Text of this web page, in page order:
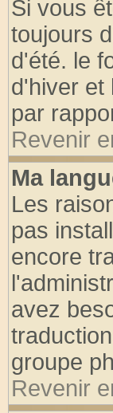
Si vous
toujours
d'été. le
d'hiver et
par
Revenir
Ma
Les
pas
encore
avez
groupe
Revenir